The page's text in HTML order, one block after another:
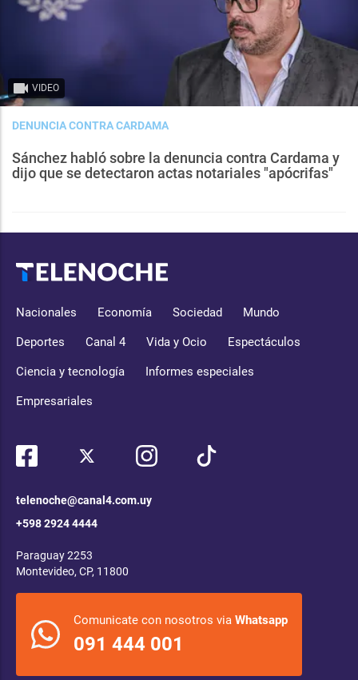
VIDEO
DENUNCIA CONTRA CARDAMA
Sánchez habló sobre la denuncia contra Cardama y
dijo que se detectaron actas notariales "apócrifas"
Nacionales Economía Sociedad Mundo
Deportes Canal 4 Vida y Ocio Espectáculos
Ciencia y tecnología Informes especiales
Empresariales
telenoche@canal4.com.uy
+598 2924 4444
Paraguay 2253
Montevideo, CP, 11800
Comunicate con nosotros via Whatsapp
091 444 001